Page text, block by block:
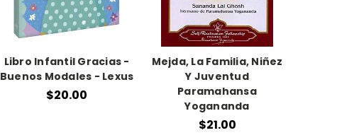
Libro Infantil Gracias -
Buenos Modales - Lexus
$20.00
Mejda, La Familia, Niñez
Y Juventud
Paramahansa
Yogananda
$21.00